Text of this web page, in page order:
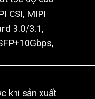
CSI, MIPI
3.0/3.1,
khi sản xuất